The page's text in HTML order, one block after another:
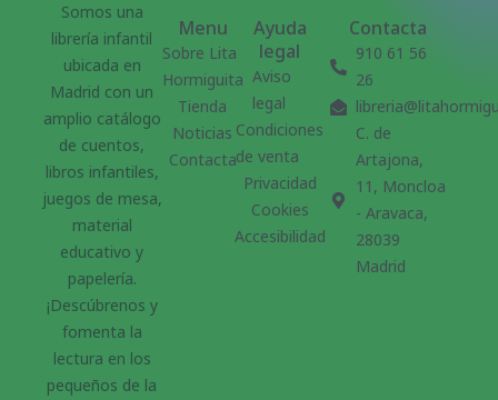
Somos una
librería infantil
ubicada en
Madrid con un
amplio catálogo
de cuentos,
libros infantiles,
juegos de mesa,
material
educativo y
papelería.
¡Descúbrenos y
fomenta la
lectura en los
pequeños de la
Menu
Sobre Lita
Hormiguita
Tienda
Noticias
Contacta
Ayuda
legal
Aviso
legal
Condiciones
de venta
Privacidad
Cookies
Accesibilidad
Contacta
910 61 56
26
C. de
Artajona,
11, Moncloa
- Aravaca,
28039
Madrid